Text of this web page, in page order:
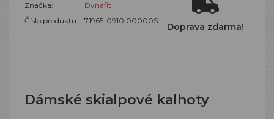
Značka:
Dynafit
Číslo produktu:
71965-0910:00000S
Doprava zdarma!
Dámské skialpové kalhoty